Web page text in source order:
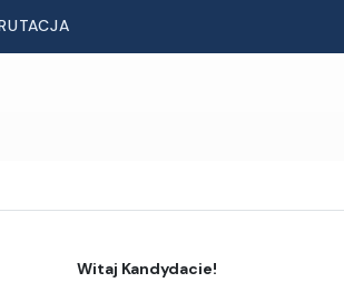
Witaj Kandydacie!